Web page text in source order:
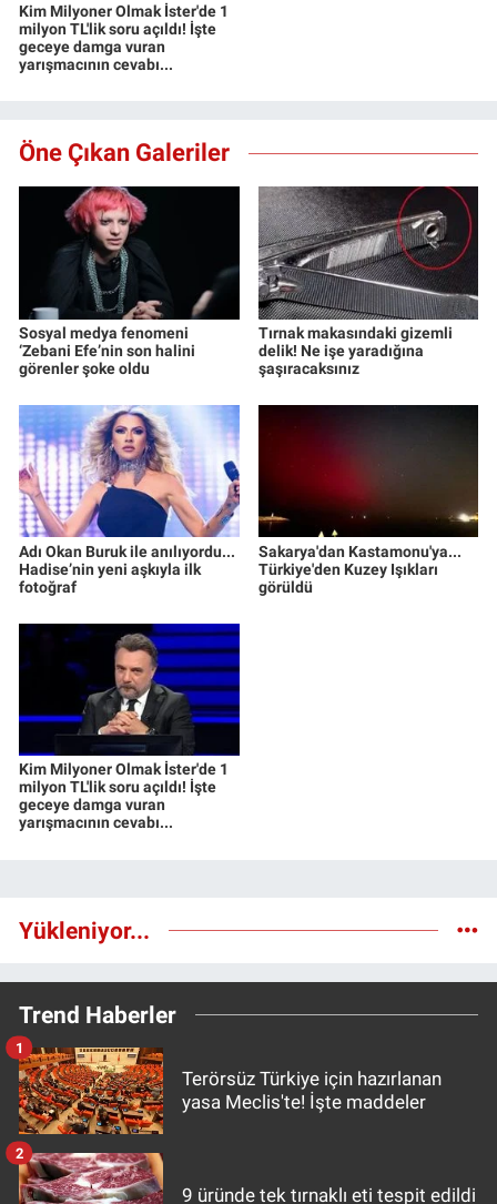
Kim Milyoner Olmak İster'de 1
milyon TL'lik soru açıldı! İşte
geceye damga vuran
yarışmacının cevabı...
Öne Çıkan Galeriler
Sosyal medya fenomeni
‘Zebani Efe’nin son halini
görenler şoke oldu
Tırnak makasındaki gizemli
delik! Ne işe yaradığına
şaşıracaksınız
Adı Okan Buruk ile anılıyordu...
Hadise’nin yeni aşkıyla ilk
fotoğraf
Sakarya'dan Kastamonu'ya...
Türkiye'den Kuzey Işıkları
görüldü
Kim Milyoner Olmak İster'de 1
milyon TL'lik soru açıldı! İşte
geceye damga vuran
yarışmacının cevabı...
Yükleniyor...
Trend Haberler
Terörsüz Türkiye için hazırlanan
yasa Meclis'te! İşte maddeler
1
9 üründe tek tırnaklı eti tespit edildi
2